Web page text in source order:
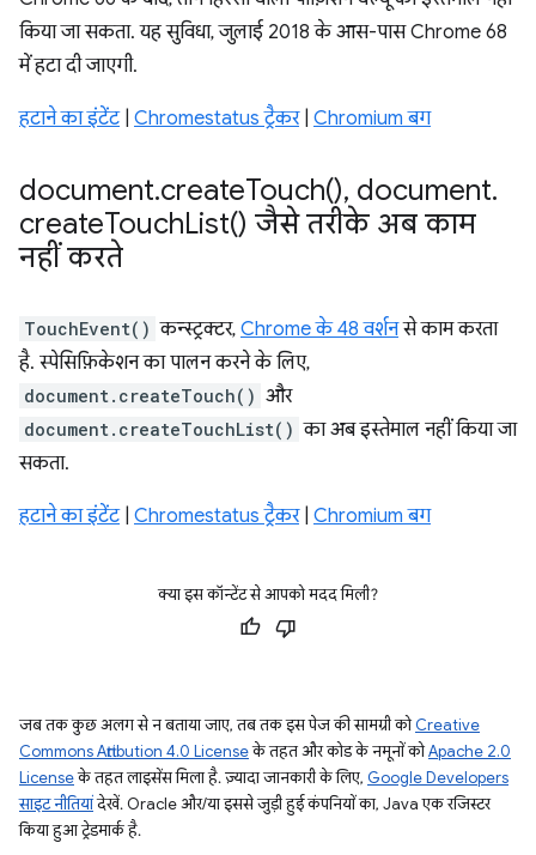
किया जा सकता. यह सुविधा, जुलाई 2018 के आस-पास Chrome 68
में हटा दी जाएगी.
हटाने का इंटेंट| Chromestatus ट्रैकर| Chromium बग
document.createTouch(), document.
createTouchList() जैसे तरीके अब काम
नहीं करते
TouchEvent() कन्स्ट्रक्टर, Chrome के 48 वर्शनसे काम करता
है. स्पेसिफ़िकेशन का पालन करने के लिए,
document.createTouch() और
document.createTouchList() का अब इस्तेमाल नहीं किया जा
सकता.
हटाने का इंटेंट| Chromestatus ट्रैकर| Chromium बग
क्या इस कॉन्टेंट से आपको मदद मिली?
जब तक कुछ अलग से न बताया जाए, तब तक इस पेज की सामग्री कोCreative
Commons Attribution 4.0 Licenseके तहत और कोड के नमूनों कोApache 2.0
Licenseके तहत लाइसेंस मिला है. ज़्यादा जानकारी के लिए, Google Developers
साइट नीतियांदेखें. Oracle और/या इससे जुड़ी हुई कंपनियों का, Java एक रजिस्टर
किया हुआ ट्रेडमार्क है.